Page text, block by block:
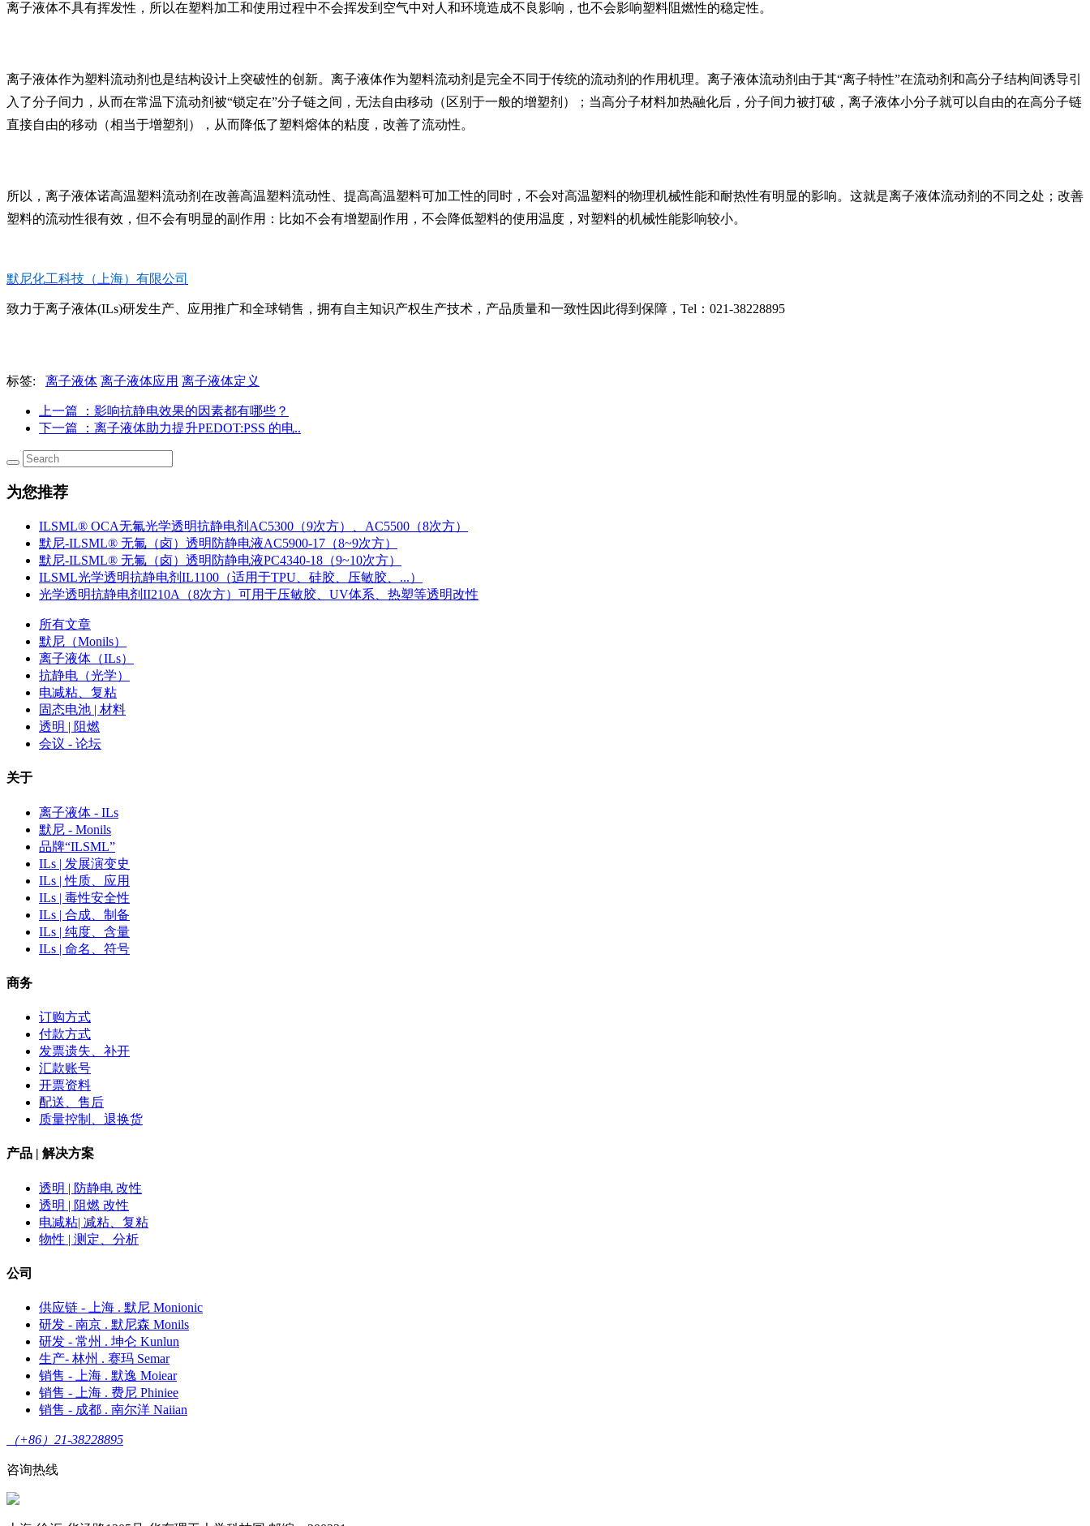
离子液体不具有挥发性，所以在塑料加工和使用过程中不会挥发到空气中对人和环境造成不良影响，也不会影响塑料阻燃性的稳定性。
离子液体作为塑料流动剂也是结构设计上突破性的创新。离子液体作为塑料流动剂是完全不同于传统的流动剂的作用机理。离子液体流动剂由于其“离子特性”在流动剂和高分子结构间诱导引
入了分子间力，从而在常温下流动剂被“锁定在”分子链之间，无法自由移动（区别于一般的增塑剂）；当高分子材料加热融化后，分子间力被打破，离子液体小分子就可以自由的在高分子链
直接自由的移动（相当于增塑剂），从而降低了塑料熔体的粘度，改善了流动性。
所以，离子液体诺高温塑料流动剂在改善高温塑料流动性、提高高温塑料可加工性的同时，不会对高温塑料的物理机械性能和耐热性有明显的影响。这就是离子液体流动剂的不同之处；改善
塑料的流动性很有效，但不会有明显的副作用：比如不会有增塑副作用，不会降低塑料的使用温度，对塑料的机械性能影响较小。
默尼化工科技（上海）有限公司
致力于离子液体(ILs)研发生产、应用推广和全球销售，拥有自主知识产权生产技术，产品质量和一致性因此得到保障，Tel：021-38228895
标签: 离子液体 离子液体应用 离子液体定义
上一篇
：影响抗静电效果的因素都有哪些？
下一篇
：离子液体助力提升PEDOT:PSS 的电..
为您推荐
ILSML® OCA无氟光学透明抗静电剂AC5300（9次方）、AC5500（8次方）
默尼-ILSML® 无氟（卤）透明防静电液AC5900-17（8~9次方）
默尼-ILSML® 无氟（卤）透明防静电液PC4340-18（9~10次方）
ILSML光学透明抗静电剂IL1100（适用于TPU、硅胶、压敏胶、...）
光学透明抗静电剂II210A（8次方）可用于压敏胶、UV体系、热塑等透明改性
所有文章
默尼（Monils）
离子液体（ILs）
抗静电（光学）
电减粘、复粘
固态电池 | 材料
透明 | 阻燃
会议 - 论坛
关于
离子液体 - ILs
默尼 - Monils
品牌“ILSML”
ILs | 发展演变史
ILs | 性质、应用
ILs | 毒性安全性
ILs | 合成、制备
ILs | 纯度、含量
ILs | 命名、符号
商务
订购方式
付款方式
发票遗失、补开
汇款账号
开票资料
配送、售后
质量控制、退换货
产品 | 解决方案
透明 | 防静电 改性
透明 | 阻燃 改性
电减粘| 减粘、复粘
物性 | 测定、分析
公司
供应链 - 上海 . 默尼 Monionic
研发 - 南京 . 默尼森 Monils
研发 - 常州 . 坤仑 Kunlun
生产- 林州 . 赛玛 Semar
销售 - 上海 . 默逸 Moiear
销售 - 上海 . 费尼 Phiniee
销售 - 成都 . 南尔洋 Naiian
（+86）21-38228895
咨询热线